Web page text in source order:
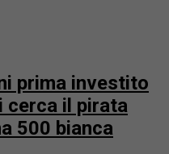
prima investito
cerca il pirata
500 bianca